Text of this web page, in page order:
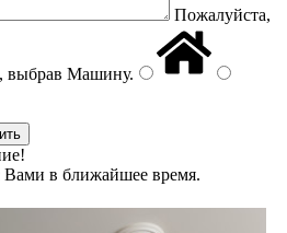
Пожалуйста,
выбрав Машину.
в ближайшее время.